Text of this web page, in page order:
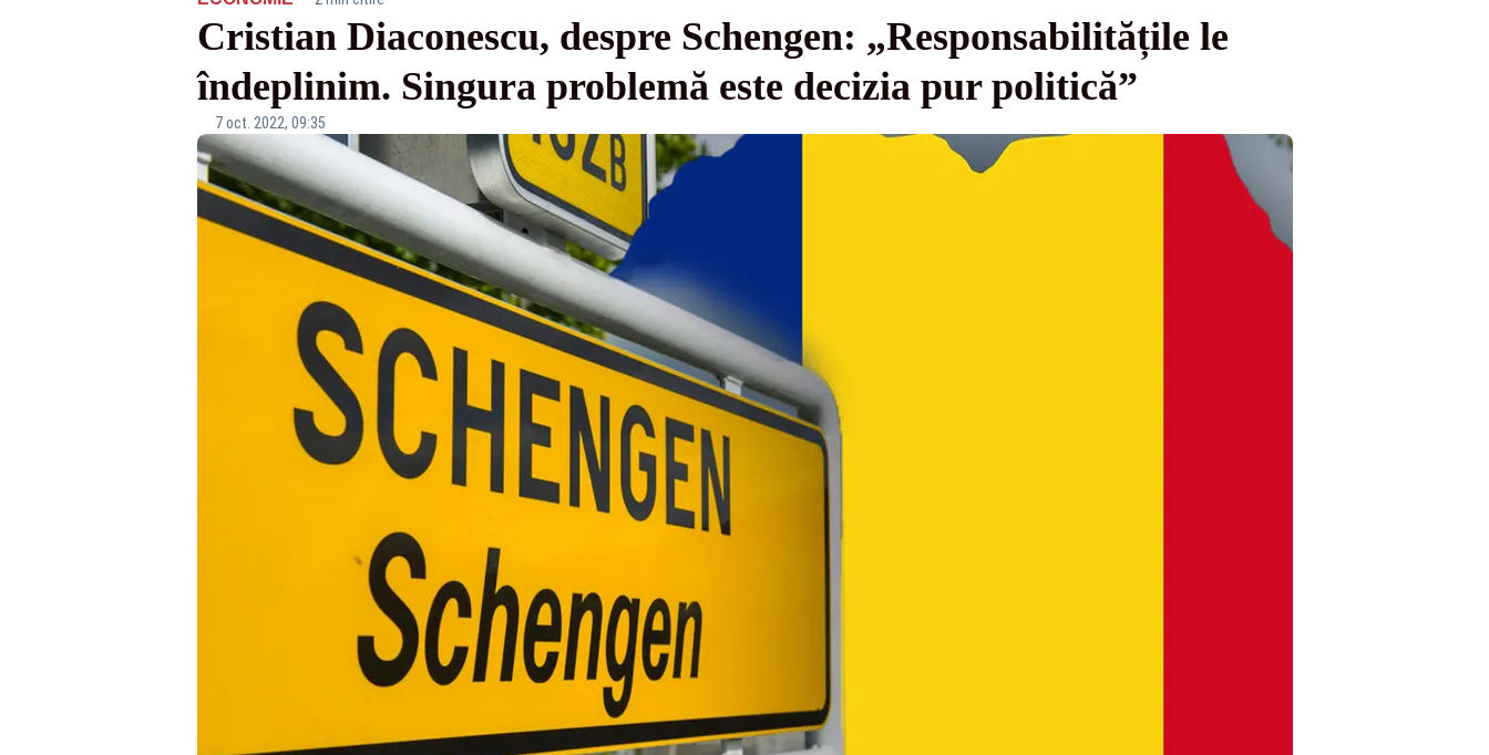
Cristian Diaconescu, despre Schengen: „Responsabilitățile le
îndeplinim. Singura problemă este decizia pur politică”
7 oct. 2022, 09:35